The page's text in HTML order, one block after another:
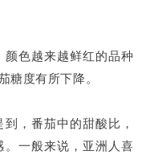
色越来越鲜红的品种
糖度有所下降。
，番茄中的甜酸比，
一般来说，亚洲人喜